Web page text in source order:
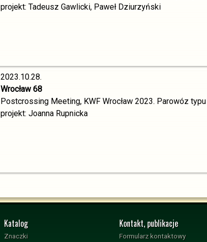
projekt: Tadeusz Gawlicki, Paweł Dziurzyński
2023.10.28.
Wrocław 68
Postcrossing Meeting, KWF Wrocław 2023. Parowóz
projekt: Joanna Rupnicka
Katalog
Znaczki
Kontakt, publikacje
Formularz kontaktowy